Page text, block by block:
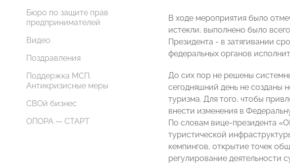
Бюро по защите прав
предпринимателей
Видео
Поздравления
Поддержка МСП.
Антикризисные меры
СВОй бизнес
ОПОРА — СТАРТ
В ходе мероприятия было
истекли, выполнено было
Президента - в затягивании
федеральных органов
До сих пор не решены
сегодняшний день не созданы
туризма. Для того, чтобы
внести изменения в
По словам вице-президента
туристической
кемпингов, открытие точек
регулирование деятельности